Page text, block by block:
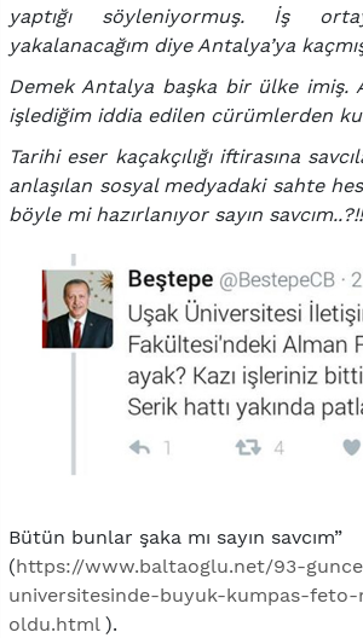
yaptığı söyleniyormuş. İş
yakalanacağım diye Antalya’ya
Demek Antalya başka bir ülke imiş.
işlediğim iddia edilen cürümlerden
Tarihi eser kaçakçılığı iftirasına
anlaşılan sosyal medyadaki sahte
böyle mi hazırlanıyor sayın
Bütün bunlar şaka mı sayın savcım”
(https://www.baltaoglu.net/93-
universitesinde-buyuk-kumpas-
oldu.html).